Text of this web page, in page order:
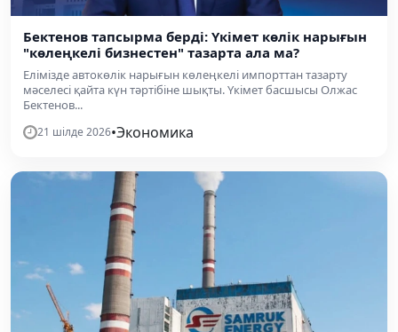
Бектенов тапсырма берді: Үкімет көлік нарығын
"көлеңкелі бизнестен" тазарта ала ма?
Елімізде автокөлік нарығын көлеңкелі импорттан тазарту
мәселесі қайта күн тәртібіне шықты. Үкімет басшысы Олжас
Бектенов...
21 шілде 2026•Экономика